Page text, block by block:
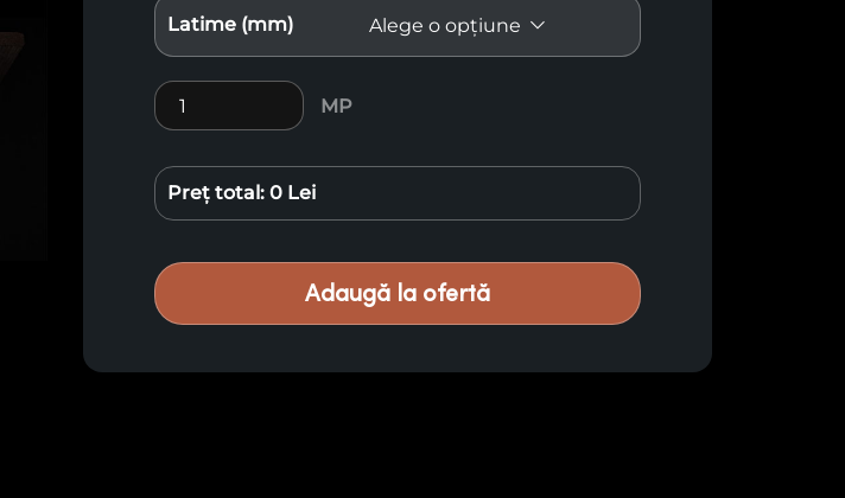
Latime (mm)
Cantitate Lemn exotic Padouk Sawn E18
MP
Preț total: 0 Lei
Adaugă la ofertă